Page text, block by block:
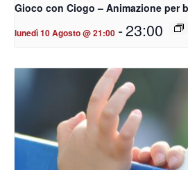
Gioco con Ciogo – Animazione per
lunedì 10 Agosto @ 21:00 -23:00